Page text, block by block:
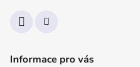
Informace pro vás